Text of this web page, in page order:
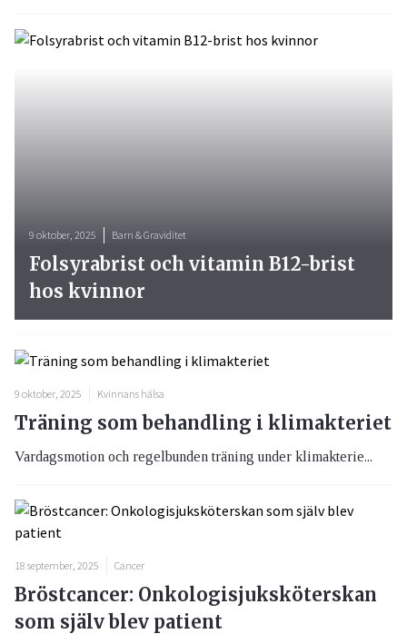
9 oktober, 2025 Barn & Graviditet
Folsyrabrist och vitamin B12-brist
hos kvinnor
9 oktober, 2025 Kvinnans hälsa
Träning som behandling i klimakteriet
Vardagsmotion och regelbunden träning under klimakterie...
18 september, 2025 Cancer
Bröstcancer: Onkologisjuksköterskan
som själv blev patient